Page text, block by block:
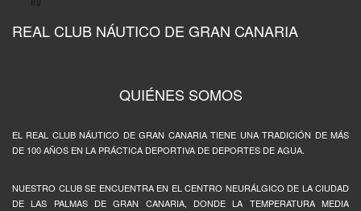
REAL CLUB NÁUTICO DE GRAN CANARIA
QUIÉNES SOMOS
EL REAL CLUB NÁUTICO DE GRAN CANARIA TIENE UNA TRADICIÓN DE MÁS
DE 100 AÑOS EN LA PRÁCTICA DEPORTIVA DE DEPORTES DE AGUA.
NUESTRO CLUB SE ENCUENTRA EN EL CENTRO NEURÁLGICO DE LA CIUDAD
DE LAS PALMAS DE GRAN CANARIA, DONDE LA TEMPERATURA MEDIA